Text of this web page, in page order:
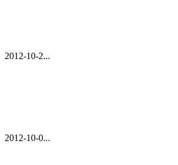
2012-10-2...
2012-10-0...